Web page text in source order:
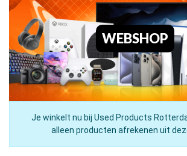
WEBSHOP
Je winkelt nu bij Used Products
alleen producten afrekenen uit